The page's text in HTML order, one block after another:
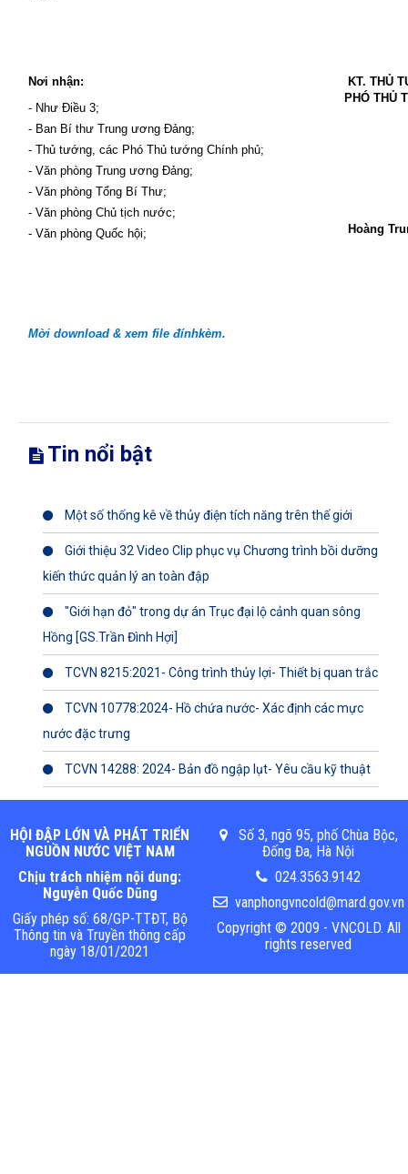
Nơi nhận:
- Như Điều 3;
- Ban Bí thư Trung ương Đảng;
- Thủ tướng, các Phó Thủ tướng Chính phủ;
- Văn phòng Trung ương Đảng;
- Văn phòng Tổng Bí Thư;
- Văn phòng Chủ tịch nước;
- Văn phòng Quốc hội;
KT. THỦ
PHÓ THỦ
Hoàng
Mời download & xem file đínhkèm.
Tin nổi bật
Một số thống kê về thủy điện tích năng trên thế giới
Giới thiệu 32 Video Clip phục vụ Chương trình bồi dưỡng
kiến thức quản lý an toàn đập
"Giới hạn đỏ" trong dự án Trục đại lộ cảnh quan sông
Hồng [GS.Trần Đình Hợi]
TCVN 8215:2021- Công trình thủy lợi- Thiết bị quan trắc
TCVN 10778:2024- Hồ chứa nước- Xác định các mực
nước đặc trưng
TCVN 14288: 2024- Bản đồ ngập lụt- Yêu cầu kỹ thuật
HỘI ĐẬP LỚN VÀ PHÁT TRIỂN
NGUỒN NƯỚC VIỆT NAM
Chịu trách nhiệm nội dung:
Nguyễn Quốc Dũng
Giấy phép số: 68/GP-TTĐT, Bộ
Thông tin và Truyền thông cấp
ngày 18/01/2021
Số 3, ngõ 95, phố Chùa Bộc,
Đống Đa, Hà Nội
024.3563.9142
vanphongvncold@mard.gov.vn
Copyright © 2009 - VNCOLD. All
rights reserved